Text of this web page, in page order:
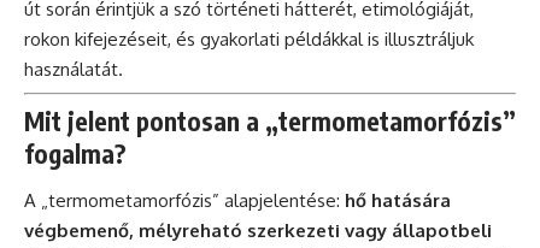
út során érintjük a szó történeti hátterét, etimológiáját,
rokon kifejezéseit, és gyakorlati példákkal is illusztráljuk
használatát.
Mit jelent pontosan a „termometamorfózis”
fogalma?
A „termometamorfózis” alapjelentése: hő hatására
végbemenő, mélyreható szerkezeti vagy állapotbeli